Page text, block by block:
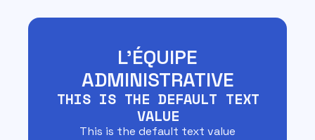
L'ÉQUIPE
ADMINISTRATIVE
THIS IS THE DEFAULT TEXT
VALUE
This is the default text value